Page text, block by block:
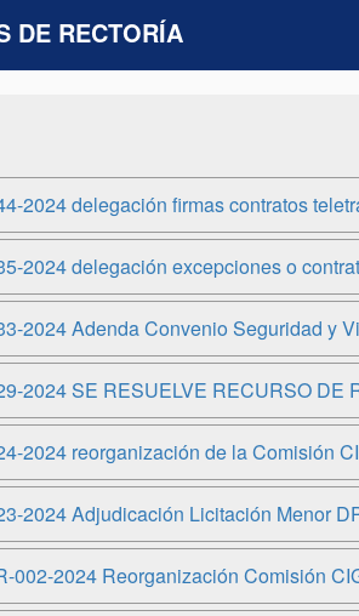
DE RECTORÍA
2024 delegación firmas contratos
2024 delegación excepciones o
2024 Adenda Convenio Seguridad y
2024 SE RESUELVE RECURSO DE
2024 reorganización de la Comisión
2024 Adjudicación Licitación Menor
002-2024 Reorganización Comisión